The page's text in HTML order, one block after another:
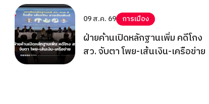
09 ส.ค. 69 การเมือง
ฝ่ายค้านเปิดหลักฐานเพิ่ม คดีโกง
สว. จับตา โพย-เส้นเงิน-เครือข่าย